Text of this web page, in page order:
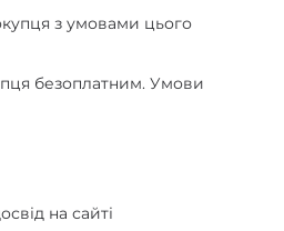
з умовами цього
безоплатним. Умови
на сайті